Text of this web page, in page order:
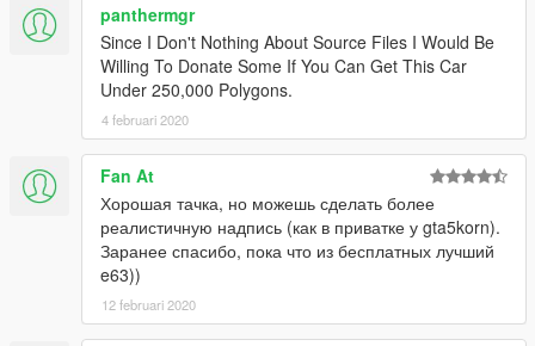
panthermgr
Since I Don't Nothing About Source Files I Would Be
Willing To Donate Some If You Can Get This Car
Under 250,000 Polygons.
4 februari 2020
Fan At
Хорошая тачка, но можешь сделать более
реалистичную надпись (как в приватке у gta5korn).
Заранее спасибо, пока что из бесплатных лучший
e63))
12 februari 2020